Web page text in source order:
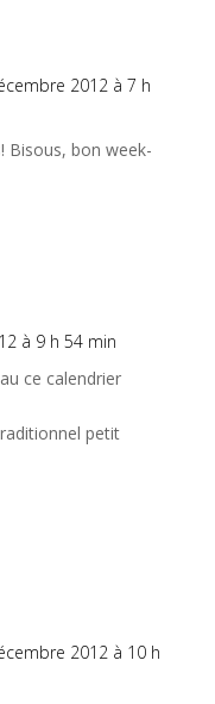
2012 à 7 h
Bisous, bon week-
à 9 h 54 min
ce calendrier
petit
2012 à 10 h